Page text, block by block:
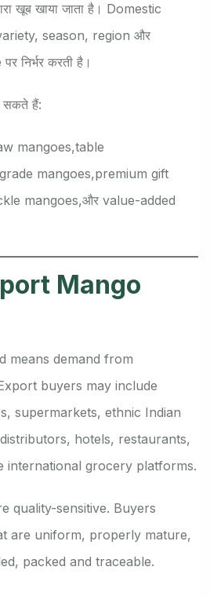
खूब खाया जाता है। Domestic
season, region और
निर्भर करती है।
सकते हैं:
mangoes,table
mangoes,premium gift
mangoes,और value-added
Mango
means demand from
buyers may include
supermarkets, ethnic Indian
hotels, restaurants,
international grocery platforms.
quality-sensitive. Buyers
are uniform, properly mature,
packed and traceable.